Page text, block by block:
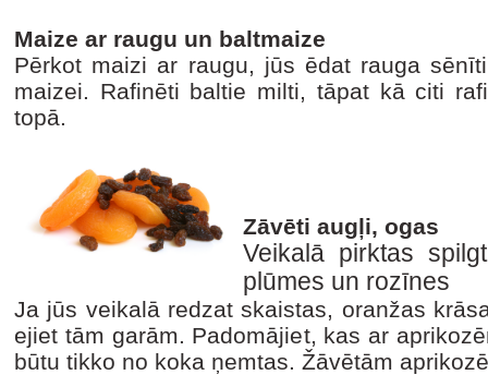
Maize ar raugu un baltmaize
Pērkot maizi ar raugu, jūs ēdat rauga
maizei. Rafinēti baltie milti, tāpat kā citi
topā.
Zāvēti augļi, ogas
Veikalā pirktas
plūmes un rozīnes
Ja jūs veikalā redzat skaistas, oranžas
ejiet tām garām. Padomājiet, kas ar
būtu tikko no koka ņemtas. Žāvētām